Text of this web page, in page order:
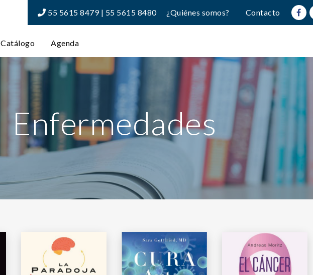
55 5615 8479 | 55 5615 8480 ¿Quiénes somos? Contacto
Catálogo Agenda
Enfermedades